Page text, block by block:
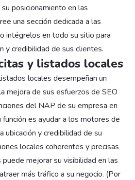
posicionamiento en las
una sección dedicada a las
intégrelos en todo su sitio para
y credibilidad de sus clientes.
y listados locales
locales desempeñan un
mejora de sus esfuerzos de SEO
del NAP de su empresa en
es ayudar a los motores de
ubicación y credibilidad de su
locales coherentes y precisas
mejorar su visibilidad en las
más tráfico a su negocio. (Por